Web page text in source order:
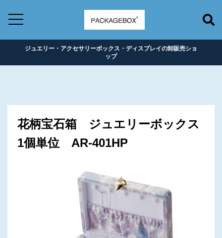
ジュエリー・アクセサリーボックス・ディスプレイの卸販売ショ
ップ
花柄宝石箱 ジュエリーボックス
1個単位 AR-401HP